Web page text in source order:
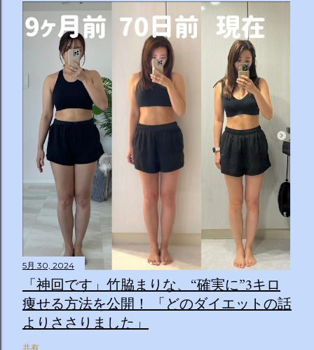
5月 30, 2024
「神回です」竹脇まりな、“確実に”3キロ
痩せる方法を公開！ 「どのダイエットの話
よりささりました」
共有